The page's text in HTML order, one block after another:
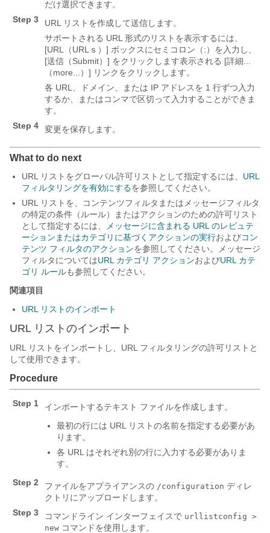
だけ選択できます。
Step 3
URL リストを作成して送信します。
サポートされる URL 形式のリストを表示するには、
[URL（URLｓ）] ボックスにセミコロン（:）を入力し、
[送信（Submit）] をクリックします表示される [詳細...
（more...）] リンクをクリックします。
各 URL、ドメイン、または IP アドレスを 1 行ずつ入力
するか、またはコンマで区切って入力することができま
す。
Step 4
変更を保存します。
What to do next
URL リストをグローバル許可リストとして指定するには、 URL
フィルタリングを有効にするを参照してください。
URL リストを、コンテンツフィルタまたはメッセージフィルタ
の特定の条件（ルール）またはアクションのための許可リスト
として指定するには、
メッセージに含まれる URL のレピュテ
ーションまたはカテゴリに基づくアクションの実行およびコン
テンツ フィルタのアクションを参照してください。メッセージ
フィルタについてはURL カテゴリ アクションおよびURL カテ
ゴリ ルールも参照してください。
関連項目
URL リストのインポート
URL リストのインポート
URL リストをインポートし、URL フィルタリングの許可リストと
して使用できます。
Procedure
Step 1
インポートするテキスト ファイルを作成します。
最初の行には URL リストの名前を指定する必要があ
ります。
各 URL はそれぞれ別の行に入力する必要がありま
す。
Step 2
ファイルをアプライアンスの /configuration ディレ
クトリにアップロードします。
Step 3
コマンドライン インターフェイスで urllistconfig >
new コマンドを使用します。